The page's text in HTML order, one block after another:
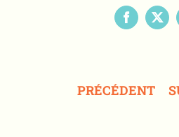
Facebook
X
PRÉCÉDENT